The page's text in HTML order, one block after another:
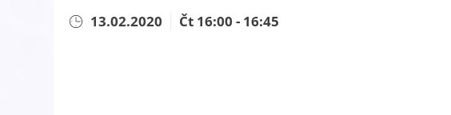
13.02.2020 Čt 16:00 - 16:45